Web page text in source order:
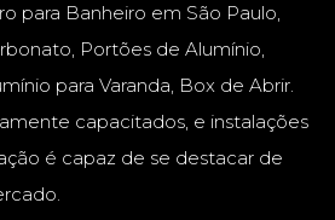
para Banheiro em São Paulo,
Portões de Alumínio,
para Varanda, Box de Abrir.
capacitados, e instalações
é capaz de se destacar de